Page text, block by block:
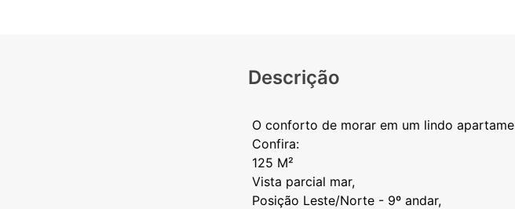
Descrição
O conforto de morar em um lindo
Confira:
125 M²
Vista parcial mar,
Posição Leste/Norte - 9º andar,